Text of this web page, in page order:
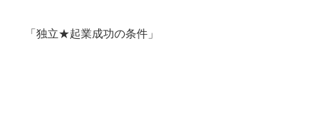
「独立★起業成功の条件」